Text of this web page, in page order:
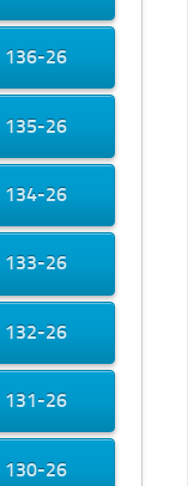
136-26
135-26
134-26
133-26
132-26
131-26
130-26